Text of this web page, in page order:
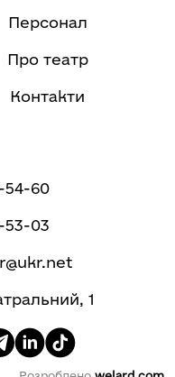
Персонал
Про театр
Контакти
54-60
53-03
1